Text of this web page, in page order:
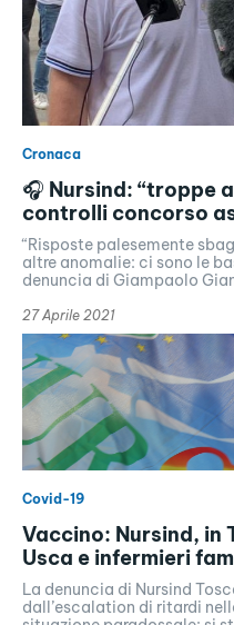
Cronaca
🎧 Nursind: “troppe
controlli concorso
“Risposte palesemente
altre anomalie: ci sono le
denuncia di Giampaolo
27 Aprile 2021
Covid-19
Vaccino: Nursind, in
Usca e infermieri
La denuncia di Nursind
dall’escalation di ritardi